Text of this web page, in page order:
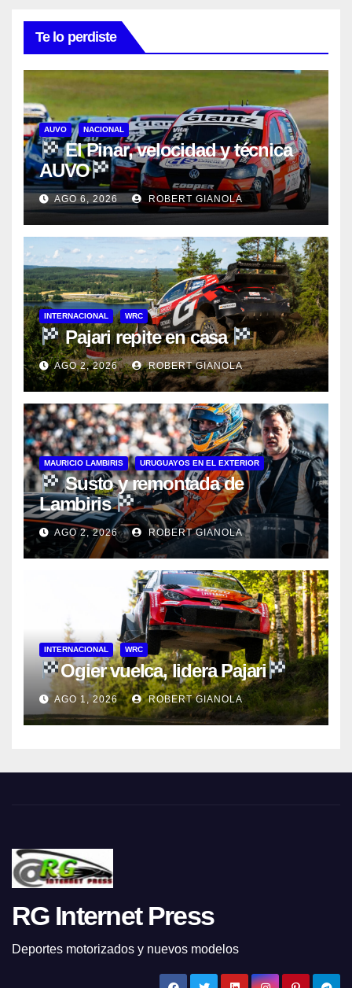
Te lo perdiste
AUVO NACIONAL
El Pinar, velocidad y técnica
AUVO
AGO 6, 2026 ROBERT GIANOLA
INTERNACIONAL WRC
Pajari repite en casa
AGO 2, 2026 ROBERT GIANOLA
MAURICIO LAMBIRIS URUGUAYOS EN EL EXTERIOR
Susto y remontada de
Lambiris
AGO 2, 2026 ROBERT GIANOLA
INTERNACIONAL WRC
Ogier vuelca, lidera Pajari
AGO 1, 2026 ROBERT GIANOLA
RG Internet Press
Deportes motorizados y nuevos modelos